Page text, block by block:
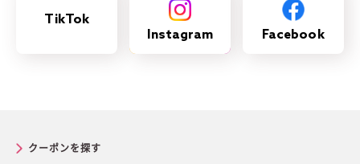
TikTok
Instagram
Facebook
クーポンを探す